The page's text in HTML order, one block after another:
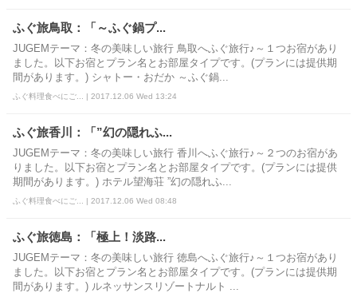
ふぐ旅鳥取：「～ふぐ鍋プ...
JUGEMテーマ：冬の美味しい旅行 鳥取へふぐ旅行♪～１つお宿があり
ました。以下お宿とプラン名とお部屋タイプです。(プランには提供期
間があります。) シャトー・おだか ～ふぐ鍋...
ふぐ料理食べにご... | 2017.12.06 Wed 13:24
ふぐ旅香川：「”幻の隠れふ...
JUGEMテーマ：冬の美味しい旅行 香川へふぐ旅行♪～２つのお宿があ
りました。以下お宿とプラン名とお部屋タイプです。(プランには提供
期間があります。) ホテル望海荘 ”幻の隠れふ...
ふぐ料理食べにご... | 2017.12.06 Wed 08:48
ふぐ旅徳島：「極上！淡路...
JUGEMテーマ：冬の美味しい旅行 徳島へふぐ旅行♪～１つお宿があり
ました。以下お宿とプラン名とお部屋タイプです。(プランには提供期
間があります。) ルネッサンスリゾートナルト ...